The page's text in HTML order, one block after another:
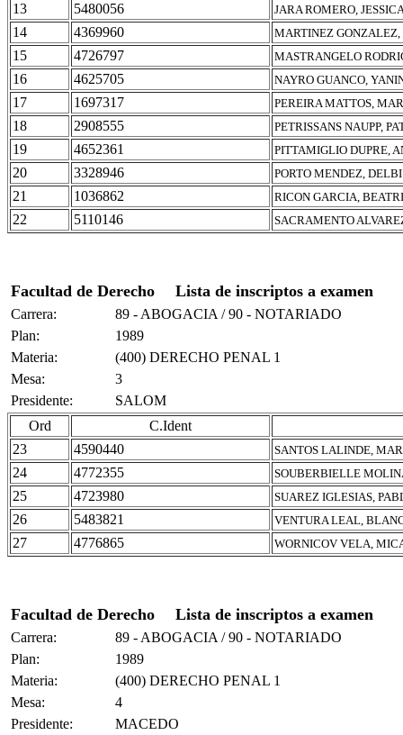
13 5480056 JARA ROMERO,
14 4369960 MARTINEZ
15 4726797 MASTRANGELO
16 4625705 NAYRO GUANCO,
17 1697317 PEREIRA MATTOS,
18 2908555 PETRISSANS NAUPP,
19 4652361 PITTAMIGLIO DUPRE,
20 3328946 PORTO MENDEZ, DELBI
21 1036862 RICON GARCIA,
22 5110146 SACRAMENTO
Facultad de Derecho Lista de inscriptos a examen
Carrera:
89 - ABOGACIA / 90 - NOTARIADO
Plan:
1989
Materia:
(400) DERECHO PENAL 1
Mesa:
3
Presidente:
SALOM
Ord
C.Ident
23
4590440 SANTOS LALINDE,
24 4772355 SOUBERBIELLE
25 4723980 SUAREZ IGLESIAS,
26 5483821 VENTURA LEAL,
27 4776865 WORNICOV VELA,
Facultad de Derecho Lista de inscriptos a examen
Carrera:
89 - ABOGACIA / 90 - NOTARIADO
Plan:
1989
Materia:
(400) DERECHO PENAL 1
Mesa:
4
Presidente:
MACEDO